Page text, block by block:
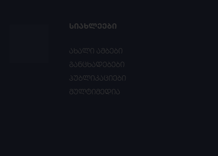
ᲡᲘᲐᲮᲚᲔᲔᲑᲘ
ახალი ამბები
განცხადებები
პუბლიკაციები
მულტიმედია